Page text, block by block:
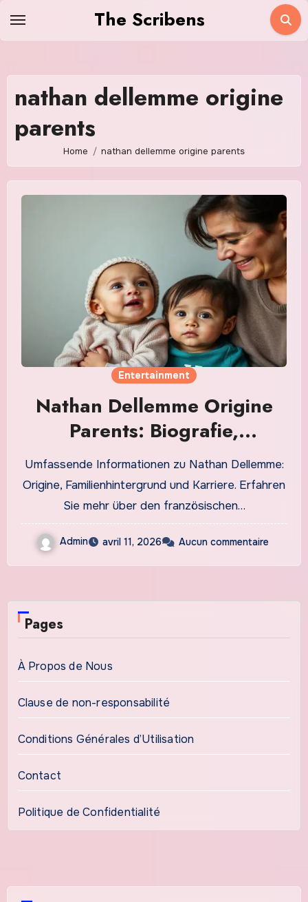
The Scribens
nathan dellemme origine
parents
Home nathan dellemme origine parents
Entertainment
Nathan Dellemme Origine
Parents: Biografie,
Familienhintergrund und
Karriere
Umfassende Informationen zu Nathan Dellemme:
Origine, Familienhintergrund und Karriere. Erfahren
Sie mehr über den französischen…
Admin avril 11, 2026 Aucun commentaire
Pages
À Propos de Nous
Clause de non-responsabilité
Conditions Générales d’Utilisation
Contact
Politique de Confidentialité